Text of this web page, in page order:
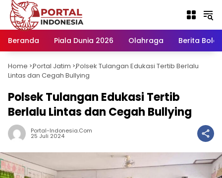
Langsung
konten
Beranda
Piala Dunia 2026 Olahraga Berita Bola
Home -
Portal Jatim -
Polsek Tulangan Edukasi Tertib Berlalu
Lintas dan Cegah Bullying
Polsek Tulangan Edukasi Tertib
Berlalu Lintas dan Cegah Bullying
Portal-Indonesia.com
25 Juli 2024